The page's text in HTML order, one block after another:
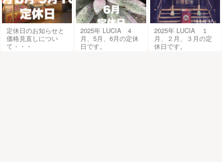
定休日のお知らせと
価格見直しについ
て・・・
2025年 LUCIA 4
月、5月、6月の定休
日です。
2025年 LUCIA １
月、２月、３月の定
休日です。